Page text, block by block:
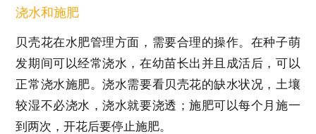
浇水和施肥
贝壳花在水肥管理方面，需要合理的操作。在种子萌
发期间可以经常浇水，在幼苗长出并且成活后，可以
正常浇水施肥。浇水需要看贝壳花的缺水状况，土壤
较湿不必浇水，浇水就要浇透；施肥可以每个月施一
到两次，开花后要停止施肥。